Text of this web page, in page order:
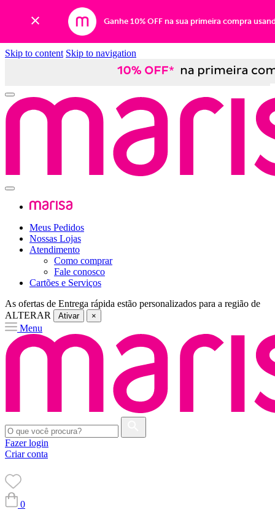
Ganhe 10% OFF na sua primeira compra
Skip to content Skip to navigation
Meus Pedidos
Nossas Lojas
Atendimento
Como comprar
Fale conosco
Cartões e Serviços
As ofertas de Entrega rápida estão personalizados para a região de
ALTERAR
Ativar ×
Menu
Fazer login
Criar conta
0